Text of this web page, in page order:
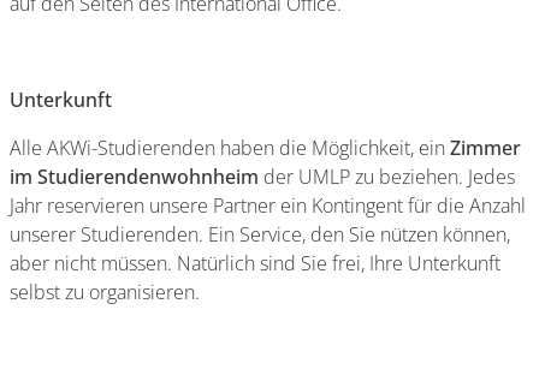
Unterkunft
Alle AKWi-Studierenden haben die Möglichkeit, ein Zimmer
im Studierendenwohnheim der UMLP zu beziehen. Jedes
Jahr reservieren unsere Partner ein Kontingent für die Anzahl
unserer Studierenden. Ein Service, den Sie nützen können,
aber nicht müssen. Natürlich sind Sie frei, Ihre Unterkunft
selbst zu organisieren.